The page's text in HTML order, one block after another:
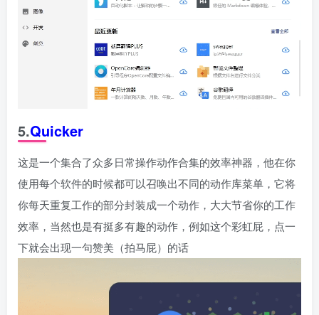
5.Quicker
这是一个集合了众多日常操作动作合集的效率神器，他在你
使用每个软件的时候都可以召唤出不同的动作库菜单，它将
你每天重复工作的部分封装成一个动作，大大节省你的工作
效率，当然也是有挺多有趣的动作，例如这个彩虹屁，点一
下就会出现一句赞美（拍马屁）的话